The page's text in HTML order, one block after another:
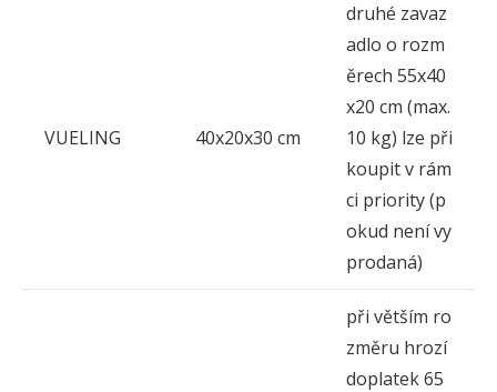
VUELING 40x20x30 cm
druhé zavaz
adlo o rozm
ěrech 55x40
x20 cm (max.
10 kg) lze při
koupit v rám
ci priority (p
okud není vy
prodaná)
při větším ro
změru hrozí
doplatek 65